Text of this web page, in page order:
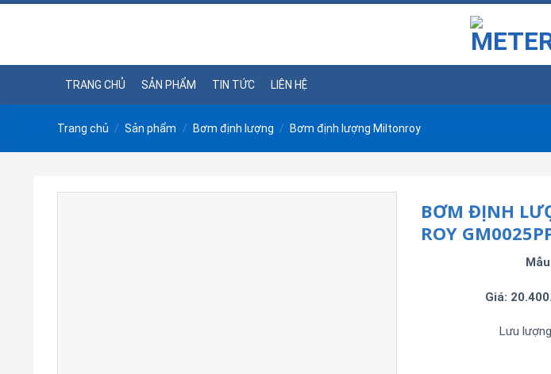
Skip
TRANG CHỦ SẢN PHẨM TIN TỨC LIÊN HỆ
Trang chủ / Sản phẩm / Bơm định lượng / Bơm định lượng Miltonroy
BƠM ĐỊNH
ROY
Giá:
Lưu